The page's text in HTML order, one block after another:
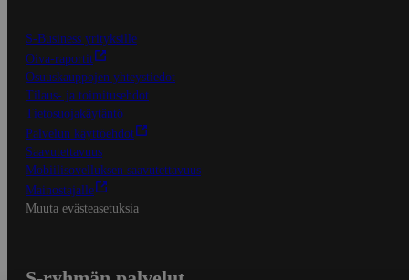
S-Business yrityksille
Oiva-raportit
Osuuskauppojen yhteystiedot
Tilaus- ja toimitusehdot
Tietosuojakäytäntö
Palvelun käyttöehdot
Saavutettavuus
Mobiilisovelluksen saavutettavuus
Mainostajalle
Muuta evästeasetuksia